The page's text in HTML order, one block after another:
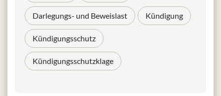
Darlegungs- und Beweislast Kündigung
Kündigungsschutz
Kündigungsschutzklage